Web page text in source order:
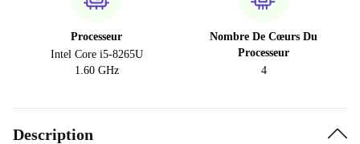
Processeur
Intel Core i5-8265U
1.60 GHz
Nombre De Cœurs Du
Processeur
4
Description